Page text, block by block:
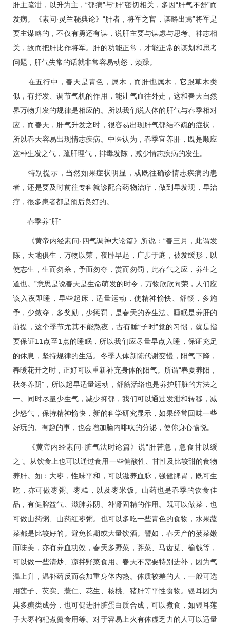
肝主疏泄，以升为主，“郁病”与“肝”密切相关，多因“肝气不舒”而
发病。《素问·灵兰秘典论》“肝者，将军之官，谋略出焉”将军是
要主谋略的，不仅有勇还有谋，说肝主要与谋虑与思考、神志相
关，故而把肝比作将军。肝的功能正常，才能正常的谋划和思考
问题，肝气失常的话就非常容易动怒，烦躁。
在五行中，春天是青色，属木，而肝也属木，它跟草木类
似，有抒发、调节气机的作用，能让气血往外走，这和春天自然
界万物升发的规律是相应的。所以我们说人体的肝气与春季相对
应，而春天，肝气升发之时，很容易出现肝气郁结不疏的症状，
所以春天容易出现情志疾病。中医认为，春季宜养肝，既是顺应
这种生发之气，疏肝理气，排毒发陈，减少情志疾病的发生。
特别提示，当然如果症状明显，或既往确诊情志疾病的患
者，还是要及时前往专科就诊配合药物治疗，做到早发现，早治
疗，很多患者都是预后良好的。
春季养“肝”
《黄帝内经素问·四气调神大论篇》所说：“春三月，此谓发
陈，天地俱生，万物以荣，夜卧早起，广步于庭，被发缓形，以
使志生，生而勿杀，予而勿夺，赏而勿罚，此春气之应，养生之
道也。”意思是说春天是生命萌发的时令，万物欣欣向荣，人们应
该入夜即睡，早些起床，适量运动，使精神愉快、舒畅，多施
予，少敛夺，多奖励，少惩罚，是春天的养生法。睡眠是养肝的
前提，这个季节尤其不能熬夜，古有睡“子时”觉的习惯，就是指
要保证11点至1点的睡眠，所以我们应尽量早点入睡，保证充足
的休息，坚持规律的生活。冬季人体新陈代谢变慢，阳气下降，
春暖花开之时，正好可以重新补充身体的阳气。所谓“春夏养阳，
秋冬养阴”，所以起早适量运动，舒筋活络也是养护肝脏的方法之
一。同时尽量少生气，减少抑郁，我们可以通过发泄和转移，减
少怒气，保持精神愉快，新的科学研究显示，如果经常回味一些
好玩的、有趣的事，也会增加脑内啡呔的分泌，使你身心愉悦。
《黄帝内经素问·脏气法时论篇》说“肝苦急，急食甘以缓
之”。从饮食上也可以通过食用一些偏酸性、甘性及比较甜的食物
养肝。如：大枣，性味平和，可以滋养血脉，强健脾胃，既可生
吃，亦可做枣粥、枣糕，以及枣米饭。山药也是春季的饮食佳
品，有健脾益气、滋肺养阴、补肾固精的作用。既可以做菜，也
可做山药粥、山药红枣粥。也可以多吃一些青色的食物，水果蔬
菜都是比较好的。避免长期或大量饮酒。譬如，春天产的菠菜嫩
而味美，亦有养血功效，春天多野菜，荠菜、马齿苋、榆钱等，
可以做一些清炒、凉拌野菜食用。春天不需要特别进补，因为气
温上升，温补药反而会加重身体内热。体质较差的人，一般可选
用莲子、芡实、薏仁、花生、核桃、猪肝等平性食物。银耳因为
具多糖类成分，也可促进肝脏蛋白质合成，可以煮食，如银耳莲
子大枣枸杞煮羹食用等。对于容易上火有体虚乏力的人可以适量